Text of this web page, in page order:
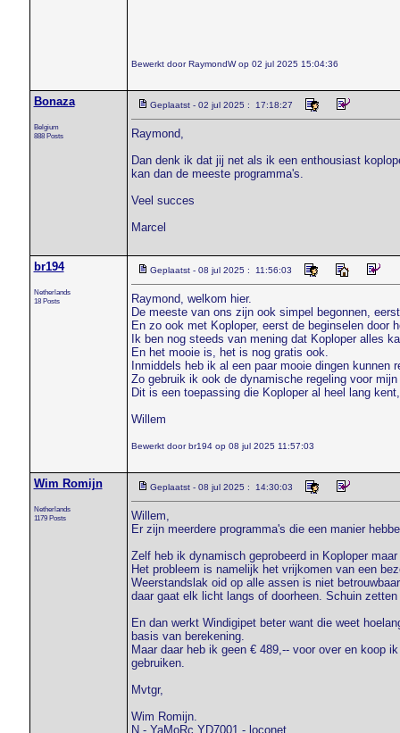
Bewerkt door RaymondW op 02 jul 2025 15:04:36
Bonaza
Belgium
888 Posts
Geplaatst - 02 jul 2025 : 17:18:27
Raymond,
Dan denk ik dat jij net als ik een enthousiast
kan dan de meeste programma's.
Veel succes
Marcel
br194
Netherlands
18 Posts
Geplaatst - 08 jul 2025 : 11:56:03
Raymond, welkom hier.
De meeste van ons zijn ook simpel begonnen,
En zo ook met Koploper, eerst de beginselen door
Ik ben nog steeds van mening dat Koploper alles
En het mooie is, het is nog gratis ook.
Inmiddels heb ik al een paar mooie dingen kunnen
Zo gebruik ik ook de dynamische regeling voor
Dit is een toepassing die Koploper al heel lang
Willem
Bewerkt door br194 op 08 jul 2025 11:57:03
Wim Romijn
Netherlands
1179 Posts
Geplaatst - 08 jul 2025 : 14:30:03
Willem,
Er zijn meerdere programma's die een manier
Zelf heb ik dynamisch geprobeerd in Koploper
Het probleem is namelijk het vrijkomen van een
Weerstandslak oid op alle assen is niet
daar gaat elk licht langs of doorheen. Schuin
En dan werkt Windigipet beter want die weet
basis van berekening.
Maar daar heb ik geen € 489,-- voor over en koop
gebruiken.
Mvtgr,
Wim Romijn.
N - YaMoRc YD7001 - loconet